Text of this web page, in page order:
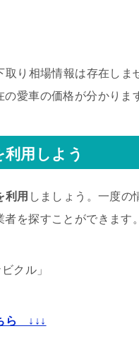
り相場情報は存在しま
愛車の価格が分かりま
用しよう
利用 しましょう。一度の
を探すことができます。
クル」
ら ↓↓↓